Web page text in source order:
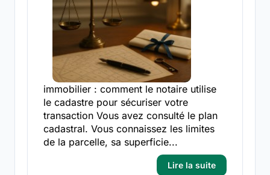
immobilier : comment le notaire utilise
le cadastre pour sécuriser votre
transaction Vous avez consulté le plan
cadastral. Vous connaissez les limites
de la parcelle, sa superficie...
Lire la suite